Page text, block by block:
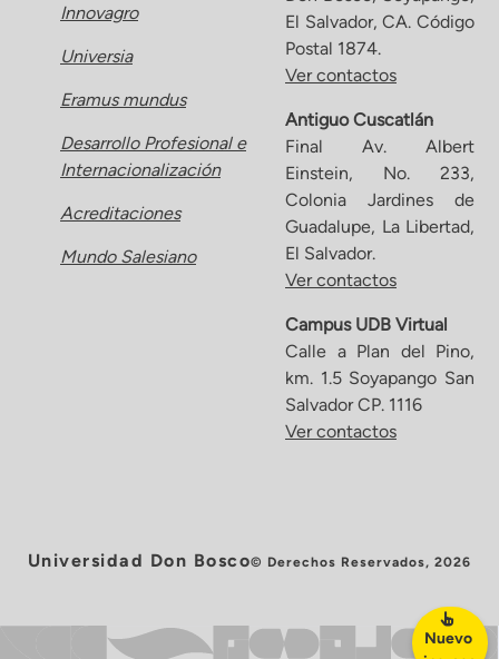
Boletín de noticias
Nuevo
Innovagro
Universia
Eramus mundus
Desarrollo Profesional e
Internacionalización
Acreditaciones
Mundo Salesiano
El Salvador, CA. Código
Postal 1874.
Ver contactos
Antiguo Cuscatlán
Final Av. Albert
Einstein, No. 233,
Colonia Jardines de
Guadalupe, La Libertad,
El Salvador.
Ver contactos
Campus UDB Virtual
Calle a Plan del Pino,
km. 1.5 Soyapango San
Salvador CP. 1116
Ver contactos
Universidad Don Bosco© Derechos Reservados, 2026